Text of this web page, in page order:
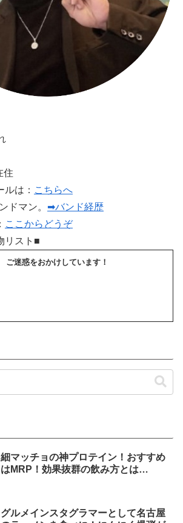
住
は： こちらへ
ドマン。 ➡バンド経歴
ここからどうぞ
リスト■
ご迷惑をおかけしています！
細マッチョの神プロテイン！おすすめ
はMRP！効果抜群の飲み方とは…
グルメインスタグラマーとして名古屋